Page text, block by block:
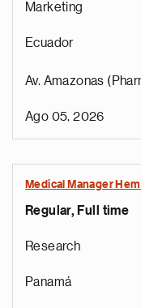
Marketing
Ecuador
Av. Amazonas
Ago 05, 2026
Medical Manager
Regular, Full time
Research
Panamá